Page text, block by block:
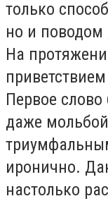
только
но и поводом
На
Первое
даже
иронично.
настолько